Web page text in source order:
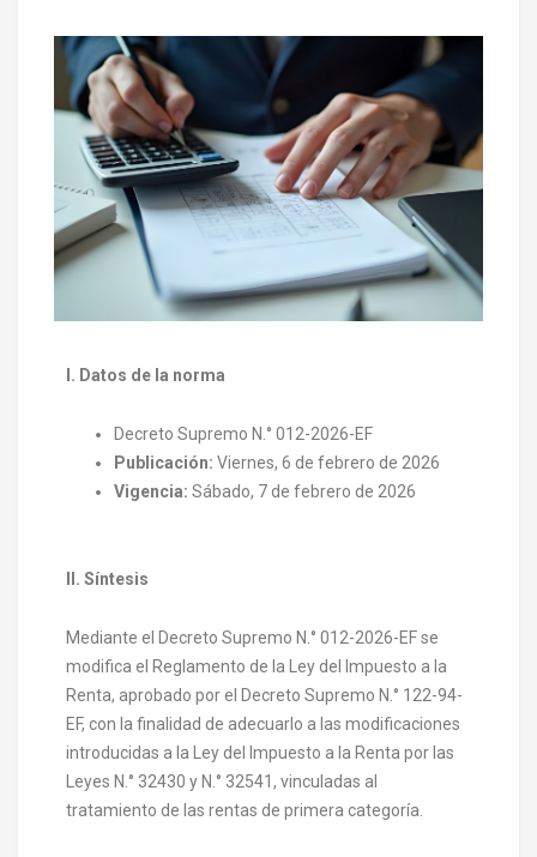
I. Datos de la norma
Decreto Supremo N.° 012-2026-EF
Publicación: Viernes, 6 de febrero de 2026
Vigencia: Sábado, 7 de febrero de 2026
II. Síntesis
Mediante el Decreto Supremo N.° 012-2026-EF se
modifica el Reglamento de la Ley del Impuesto a la
Renta, aprobado por el Decreto Supremo N.° 122-94-
EF, con la finalidad de adecuarlo a las modificaciones
introducidas a la Ley del Impuesto a la Renta por las
Leyes N.° 32430 y N.° 32541, vinculadas al
tratamiento de las rentas de primera categoría.